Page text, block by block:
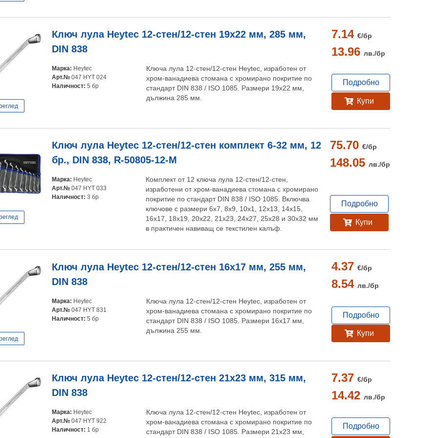
Ключ лула Heytec 12-стен/12-стен 19x22 мм, 285 мм,
DIN 838
Марка: Heytec
Арт.№ 047 HYT 024
Наличност: 5 бр
Ключа лула 12-стен/12-стен Heytec, изработен от
хром-ванадиева стомана с хромирано покритие по
стандарт DIN 838 / ISO 1085. Размери 19х22 мм,
дължина 285 мм.
7.14 €/бр
13.96 лв./бр
Подробно
Купи
Ключ лула Heytec 12-стен/12-стен комплект 6-32 мм, 12
бр., DIN 838, R-50805-12-M
Марка: Heytec
Арт.№ 047 HYT 033
Наличност: 3 бр
Комплект от 12 ключа лула 12-стен/12-стен,
изработени от хром-ванадиева стомана с хромирано
покритие по стандарт DIN 838 / ISO 1085. Включва
ключове с размери 6x7, 8x9, 10x1, 12x13, 14x15,
16x17, 18x19, 20x22, 21x23, 24x27, 25x28 и 30x32 мм
в практичен навиващ се текстилен калъф.
75.70 €/бр
148.05 лв./бр
Подробно
Купи
Ключ лула Heytec 12-стен/12-стен 16x17 мм, 255 мм,
DIN 838
Марка: Heytec
Арт.№ 047 HYT 831
Наличност: 5 бр
Ключа лула 12-стен/12-стен Heytec, изработен от
хром-ванадиева стомана с хромирано покритие по
стандарт DIN 838 / ISO 1085. Размери 16х17 мм,
дължина 255 мм.
4.37 €/бр
8.54 лв./бр
Подробно
Купи
Ключ лула Heytec 12-стен/12-стен 21x23 мм, 315 мм,
DIN 838
Марка: Heytec
Арт.№ 047 HYT 922
Наличност: 1 бр
Ключа лула 12-стен/12-стен Heytec, изработен от
хром-ванадиева стомана с хромирано покритие по
стандарт DIN 838 / ISO 1085. Размери 21х23 мм,
7.37 €/бр
14.42 лв./бр
Подробно